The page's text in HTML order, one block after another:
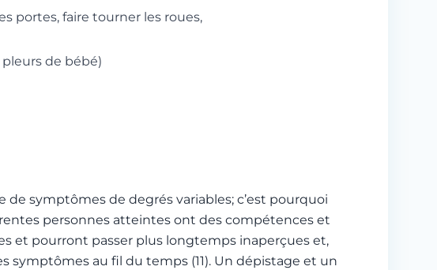
portes, faire tourner les roues,
de bébé)
symptômes de degrés variables; c’est pourquoi
personnes atteintes ont des compétences et
et pourront passer plus longtemps inaperçues et,
au fil du temps (11). Un dépistage et un